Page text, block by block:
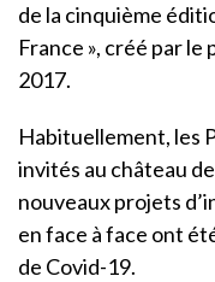
de la cinquième
France », créé par
2017.
Habituellement, les
invités au château
nouveaux projets
en face à face ont
de Covid-19.